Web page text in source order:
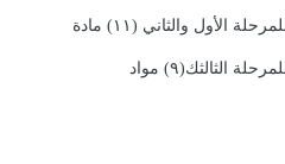
الأول والثاني (١١) مادة
الثالثك(٩) مواد